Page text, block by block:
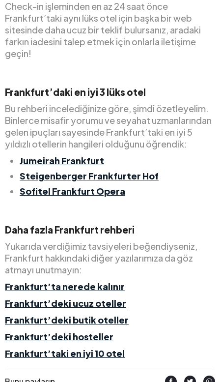
Check-in işleminden en az 24 saat önce
Frankfurt’taki aynı lüks otel için başka bir web
sitesinde daha ucuz bir teklif bulursanız, aradaki
farkın iadesini talep etmek için onlarla iletişime
geçin!
Frankfurt’daki en iyi 3 lüks otel
Bu rehberi incelediğinize göre, şimdi özetleyelim.
Binlerce misafir yorumu ve seyahat uzmanlarından
gelen ipuçları sayesinde Frankfurt’taki en iyi 5
yıldızlı otellerin hangileri olduğunu öğrendik:
Jumeirah Frankfurt
Steigenberger Frankfurter Hof
Sofitel Frankfurt Opera
Daha fazla Frankfurt rehberi
Yukarıda verdiğimiz tavsiyeleri beğendiyseniz,
Frankfurt hakkındaki diğer yazılarımıza da göz
atmayı unutmayın:
Frankfurt’ta nerede kalınır
Frankfurt’deki ucuz oteller
Frankfurt’deki butik oteller
Frankfurt’deki hosteller
Frankfurt’taki en iyi 10 otel